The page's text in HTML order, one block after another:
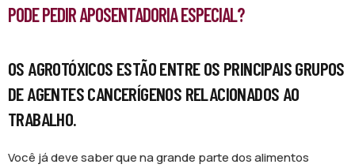
PODE PEDIR APOSENTADORIA ESPECIAL?
OS AGROTÓXICOS ESTÃO ENTRE OS PRINCIPAIS GRUPOS
DE AGENTES CANCERÍGENOS RELACIONADOS AO
TRABALHO.
Você já deve saber que na grande parte dos alimentos